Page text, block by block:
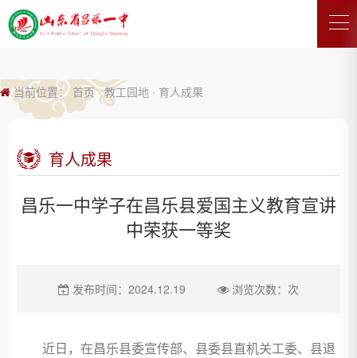
当前位置：首页·教工园地 · 育人成果
育人成果
昌乐一中学子在昌乐县爱国主义教育宣讲
中荣获一等奖
发布时间：2024.12.19 浏览次数： 次
近日，在昌乐县委宣传部、县委县直机关工委、县退